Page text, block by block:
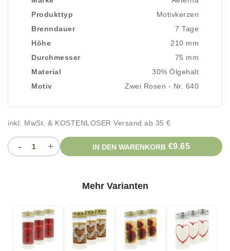
Produkttyp
Motivkerzen
Brenndauer
7 Tage
Höhe
210 mm
Durchmesser
75 mm
Material
30% Ölgehalt
Motiv
Zwei Rosen - Nr. 640
inkl. MwSt. & KOSTENLOSER Versand ab 35 €
- + IN DEN WARENKORB €9,65
Mehr Varianten